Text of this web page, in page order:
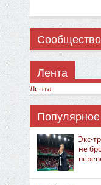
Сообщество
Лента
Лента
Популярное
Экс-
не